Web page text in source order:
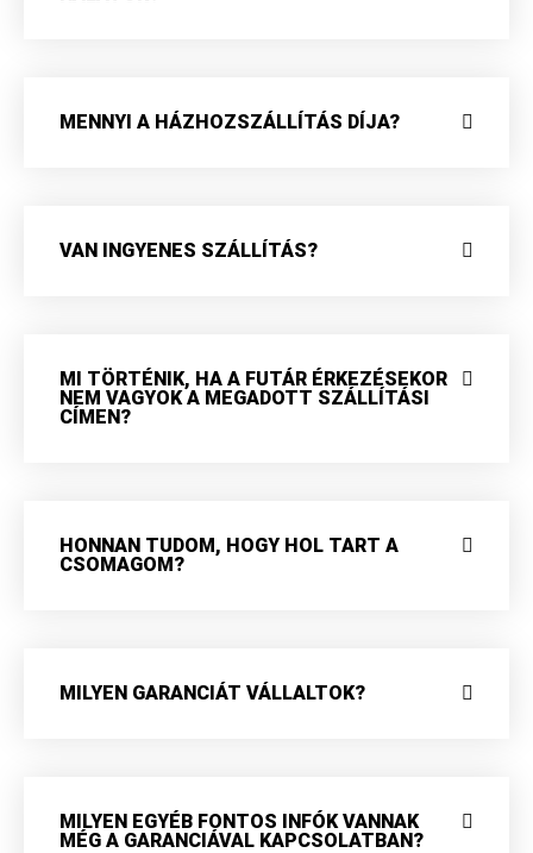
MENNYI A HÁZHOZSZÁLLÍTÁS DÍJA?
VAN INGYENES SZÁLLÍTÁS?
MI TÖRTÉNIK, HA A FUTÁR ÉRKEZÉSEKOR
NEM VAGYOK A MEGADOTT SZÁLLÍTÁSI
CÍMEN?
HONNAN TUDOM, HOGY HOL TART A
CSOMAGOM?
MILYEN GARANCIÁT VÁLLALTOK?
MILYEN EGYÉB FONTOS INFÓK VANNAK
MÉG A GARANCIÁVAL KAPCSOLATBAN?